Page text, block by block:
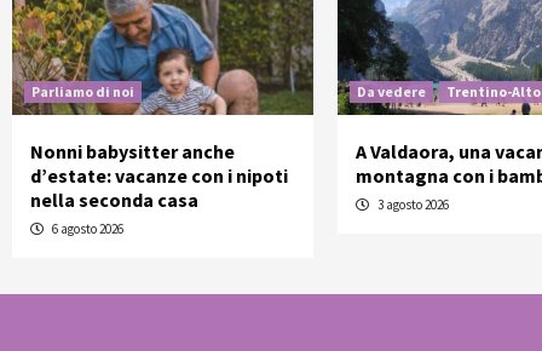
Parliamo di noi
Nonni babysitter anche
d’estate: vacanze con i nipoti
nella seconda casa
6 agosto 2026
Da vedere Trentino-Alto
A Valdaora, una
montagna con i
3 agosto 2026